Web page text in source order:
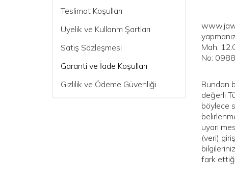
Teslimat Koşulları
Üyelik ve Kullanm Şartları
Satış Sözleşmesi
Garanti ve İade Koşulları
Gizlilik ve Ödeme Güvenliği
Mah.
No:
Bundan
değerli
böylece
uyarı
(veri)
fark